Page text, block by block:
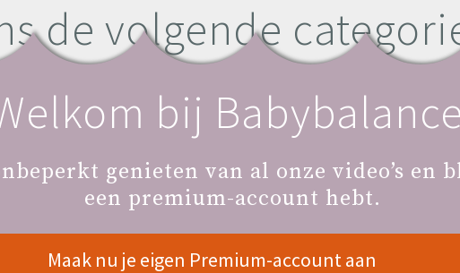
de volgende
Je Kraamtijd
bij
genieten van al onze video’s en
een premium-account hebt.
Maak nu je eigen Premium-account aan